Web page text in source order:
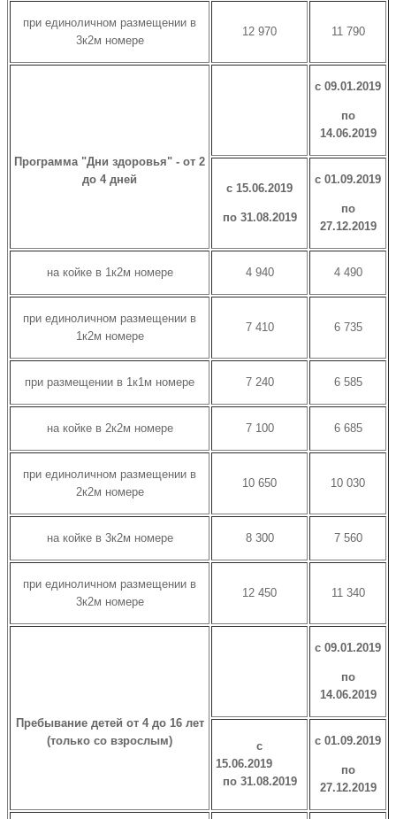
при единоличном размещении в
3к2м номере
12 970 11 790
Программа "Дни здоровья" - от 2
до 4 дней
с 09.01.2019
по
14.06.2019
с 15.06.2019
по 31.08.2019
с 01.09.2019
по
27.12.2019
на койке в 1к2м номере 4 940 4 490
при единоличном размещении в
1к2м номере
7 410 6 735
при размещении в 1к1м номере 7 240 6 585
на койке в 2к2м номере 7 100 6 685
при единоличном размещении в
2к2м номере
10 650 10 030
на койке в 3к2м номере 8 300 7 560
при единоличном размещении в
3к2м номере
12 450 11 340
Пребывание детей от 4 до 16 лет
(только со взрослым)
с 09.01.2019
по
14.06.2019
с
15.06.2019
по 31.08.2019
с 01.09.2019
по
27.12.2019